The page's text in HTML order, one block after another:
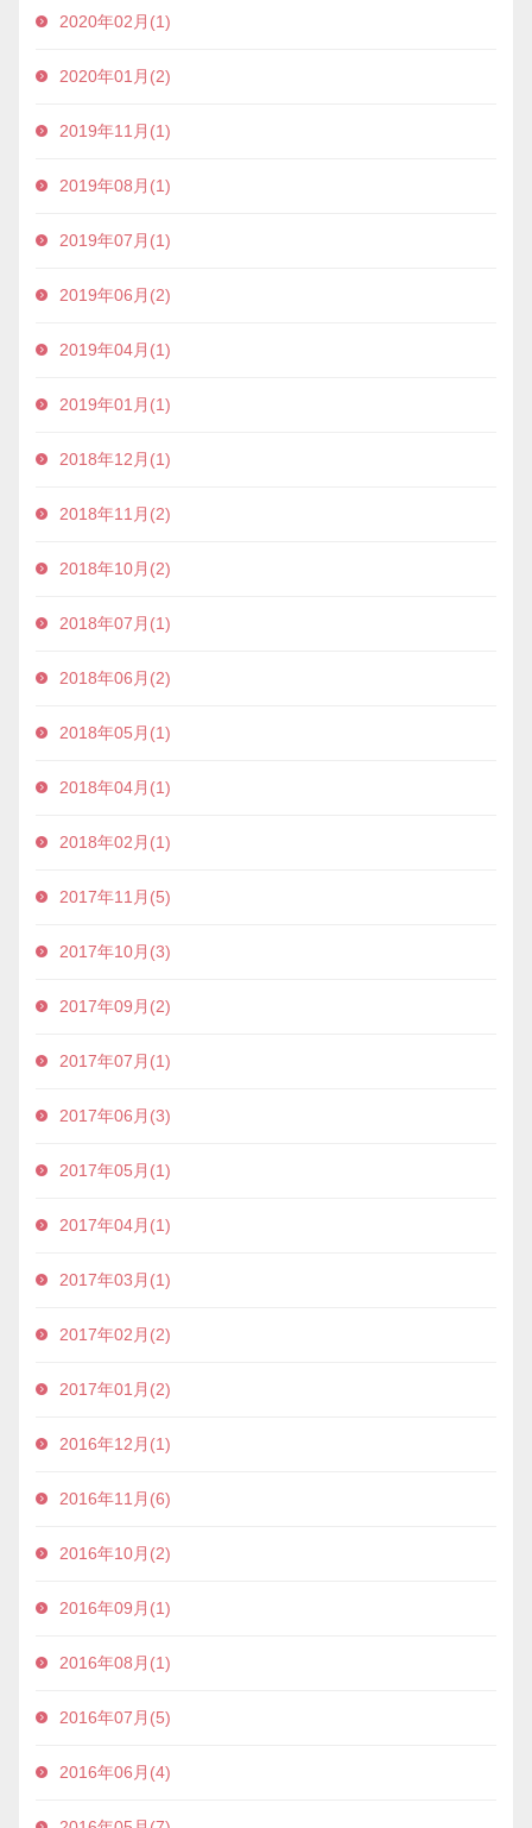
2020年02月(1)
2020年01月(2)
2019年11月(1)
2019年08月(1)
2019年07月(1)
2019年06月(2)
2019年04月(1)
2019年01月(1)
2018年12月(1)
2018年11月(2)
2018年10月(2)
2018年07月(1)
2018年06月(2)
2018年05月(1)
2018年04月(1)
2018年02月(1)
2017年11月(5)
2017年10月(3)
2017年09月(2)
2017年07月(1)
2017年06月(3)
2017年05月(1)
2017年04月(1)
2017年03月(1)
2017年02月(2)
2017年01月(2)
2016年12月(1)
2016年11月(6)
2016年10月(2)
2016年09月(1)
2016年08月(1)
2016年07月(5)
2016年06月(4)